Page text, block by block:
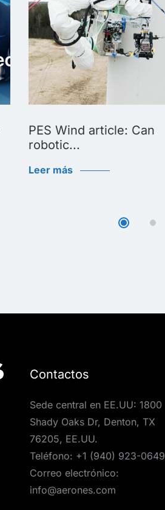
PES Wind article: Can
robotic...
Leer más
Contactos
Sede central en EE.UU: 1800
Shady Oaks Dr, Denton, TX
76205, EE.UU.
Teléfono: +1 (940) 923-0649
Correo electrónico:
info@aerones.com